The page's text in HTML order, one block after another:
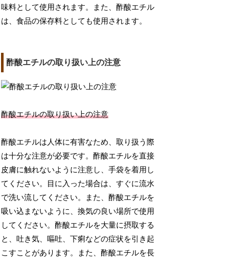
味料として使用されます。また、酢酸エチル
は、食品の保存料としても使用されます。
酢酸エチルの取り扱い上の注意
酢酸エチルの取り扱い上の注意
酢酸エチルは人体に有害なため、取り扱う際
は十分な注意が必要です。酢酸エチルを直接
皮膚に触れないように注意し、手袋を着用し
てください。目に入った場合は、すぐに流水
で洗い流してください。また、酢酸エチルを
吸い込まないように、換気の良い場所で使用
してください。酢酸エチルを大量に摂取する
と、吐き気、嘔吐、下痢などの症状を引き起
こすことがあります。また、酢酸エチルを長